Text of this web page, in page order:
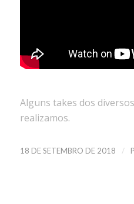
Alguns takes dos
realizamos.
18 DE SETEMBRO DE 2018 /